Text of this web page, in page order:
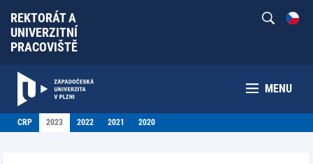
REKTORÁT A
UNIVERZITNÍ
PRACOVIŠTĚ
MENU
CRP 2023 2022 2021 2020